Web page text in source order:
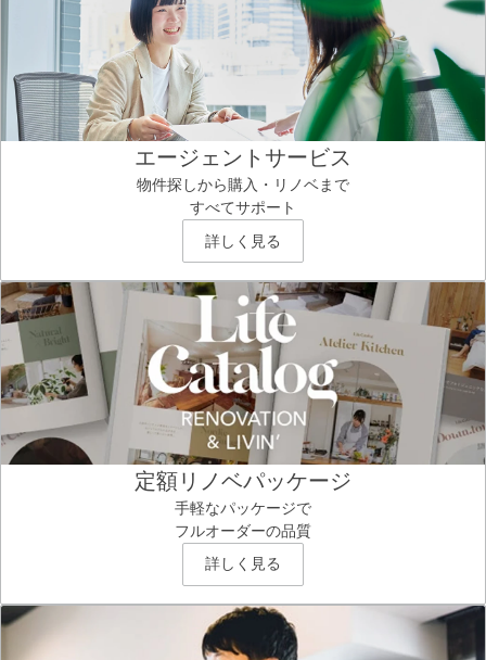
エージェントサービス
物件探しから購入・リノベまで
すべてサポート
詳しく見る
定額リノベパッケージ
手軽なパッケージで
フルオーダーの品質
詳しく見る